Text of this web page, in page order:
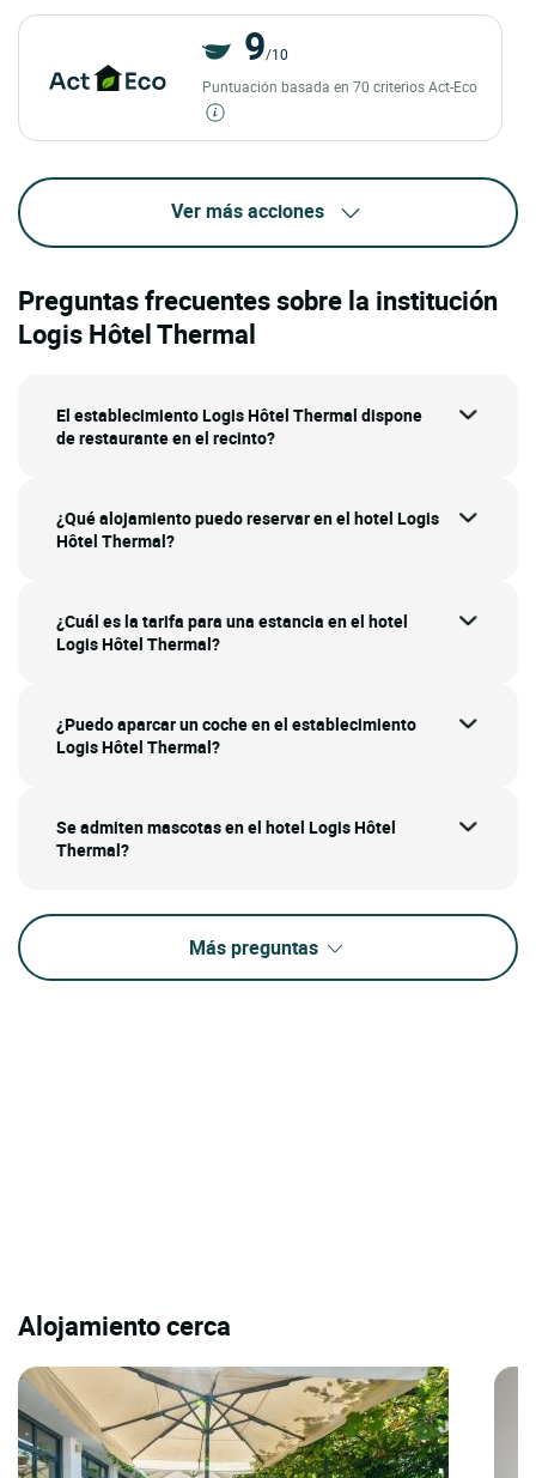
9/10
Puntuación basada en 70 criterios Act-Eco
Ver más acciones
Preguntas frecuentes sobre la institución
Logis Hôtel Thermal
El establecimiento Logis Hôtel Thermal dispone
de restaurante en el recinto?
¿Qué alojamiento puedo reservar en el hotel Logis
Hôtel Thermal?
¿Cuál es la tarifa para una estancia en el hotel
Logis Hôtel Thermal?
¿Puedo aparcar un coche en el establecimiento
Logis Hôtel Thermal?
Se admiten mascotas en el hotel Logis Hôtel
Thermal?
Más preguntas
Alojamiento cerca